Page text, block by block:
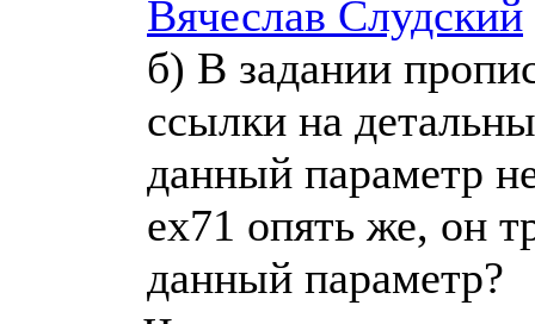
Вячеслав Слудский
б) В задании
ссылки на
данный параметр
ex71 опять же, он
данный параметр?